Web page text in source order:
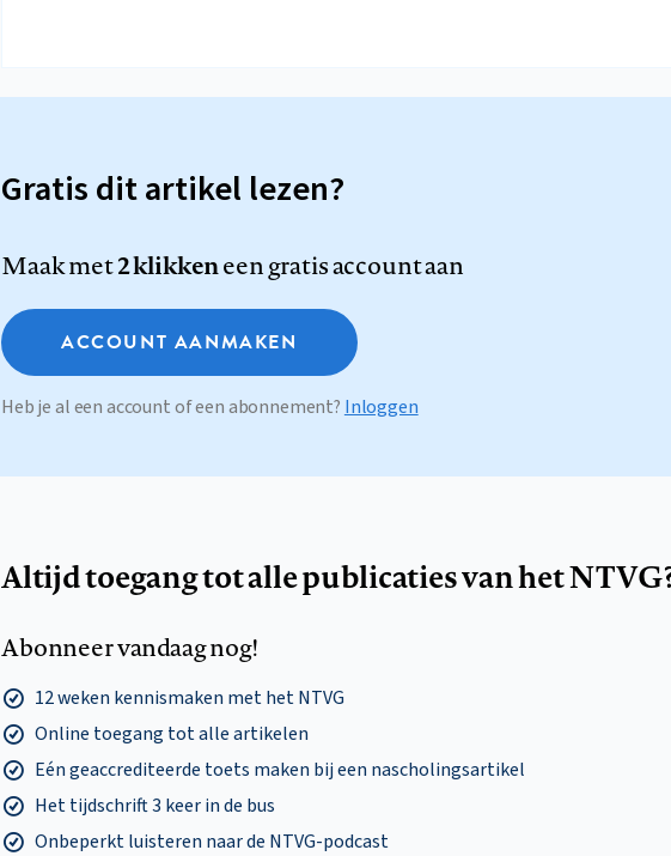
Gratis dit artikel lezen?
Maak met2 klikkeneen gratis account aan
ACCOUNT AANMAKEN
Heb je al een account of een abonnement? Inloggen
Altijd toegang tot alle publicaties van het
Abonneer vandaag nog!
12 weken kennismaken met het NTVG
Online toegang tot alle artikelen
Eén geaccrediteerde toets maken bij een nascholingsartikel
Het tijdschrift 3 keer in de bus
Onbeperkt luisteren naar de NTVG-podcast